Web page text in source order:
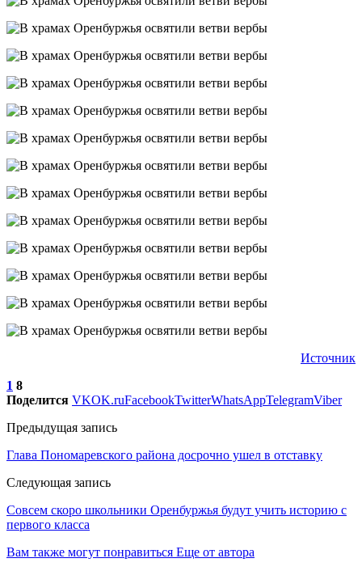
Источник
1 8
Поделится VKOK.ruFacebookTwitterWhatsAppTelegramViber
Предыдущая запись
Глава Пономаревского района досрочно ушел в отставку
Следующая запись
Совсем скоро школьники Оренбуржья будут учить историю с
первого класса
Вам также могут понравиться Еще от автора